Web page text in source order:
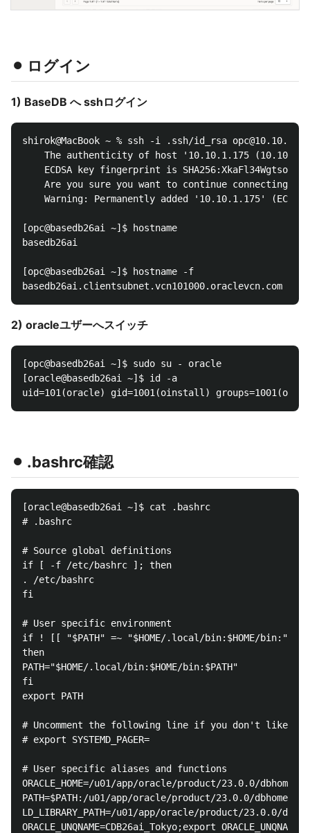
⚫︎ ログイン
1) BaseDB へ sshログイン
shirok@MacBook ~ % ssh -i .ssh/id_rsa
The authenticity of host '10.10.1.175
ECDSA key fingerprint is
Are you sure you want to continue connecting
Warning: Permanently added '10.10.1.175'
[opc@basedb26ai ~]$ hostname
basedb26ai
[opc@basedb26ai ~]$ hostname -f
2) oracleユザーへスイッチ
[opc@basedb26ai ~]$ sudo su - oracle
[oracle@basedb26ai ~]$ id -a
⚫︎ .bashrc確認
[oracle@basedb26ai ~]$ cat .bashrc
# .bashrc
# Source global definitions
if [ -f /etc/bashrc ]; then
. /etc/bashrc
fi
# User specific environment
if ! [[ "$PATH" =~ "$HOME/.local/bin:$HOME/bin:" ]]
then
PATH="$HOME/.local/bin:$HOME/bin:$PATH"
fi
export PATH
# Uncomment the following line if you don't like
# export SYSTEMD_PAGER=
# User specific aliases and functions
ORACLE_HOME=/u01/app/oracle/product/23.0.0/dbhome_1;
PATH=$PATH:/u01/app/oracle/product/23.0.0/
LD_LIBRARY_PATH=/u01/app/oracle/product/23.0.0/
ORACLE_UNQNAME=CDB26ai_Tokyo;export ORACLE_UNQNAME